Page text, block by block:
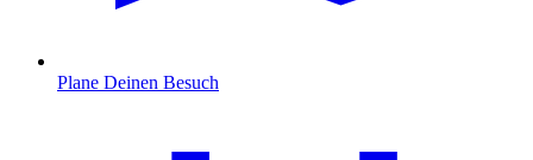
Plane Deinen Besuch